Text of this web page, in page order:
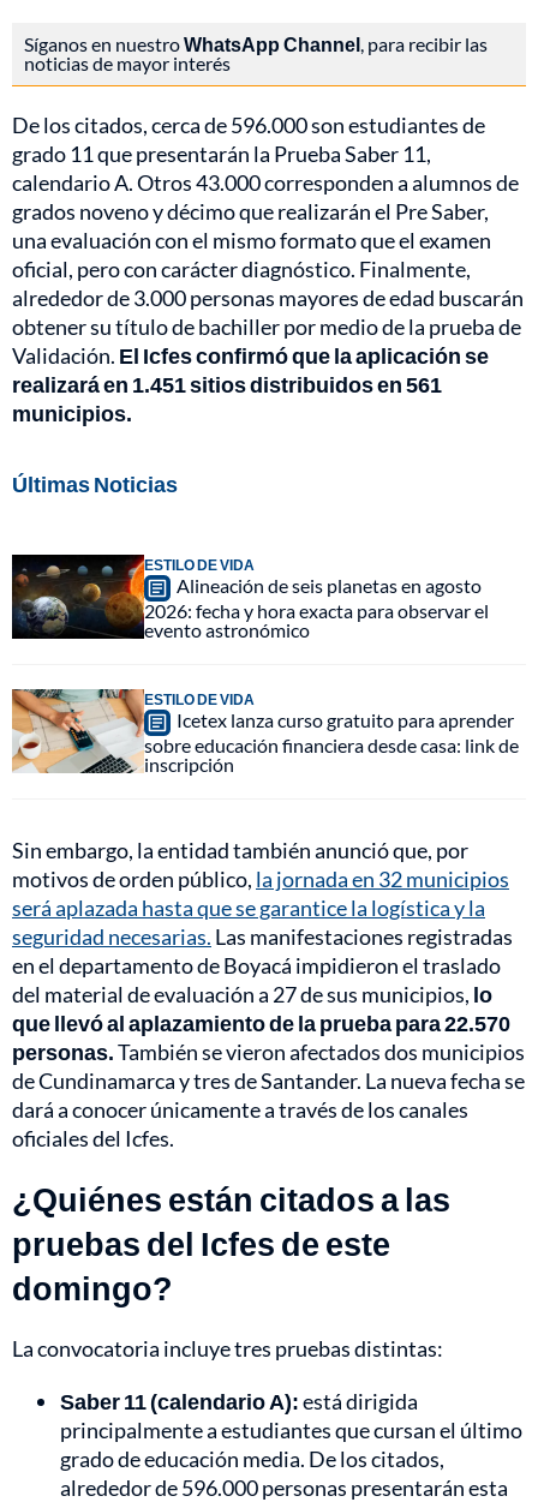
Síganos en nuestroWhatsApp Channel, para recibir las
noticias de mayor interés
De los citados, cerca de 596.000 son estudiantes de
grado 11 que presentarán la Prueba Saber 11,
calendario A. Otros 43.000 corresponden a alumnos de
grados noveno y décimo que realizarán el Pre Saber,
una evaluación con el mismo formato que el examen
oficial, pero con carácter diagnóstico. Finalmente,
alrededor de 3.000 personas mayores de edad buscarán
obtener su título de bachiller por medio de la prueba de
Validación. El Icfes confirmó que la aplicación se
realizará en 1.451 sitios distribuidos en 561
municipios.
Últimas Noticias
ESTILO DE VIDA
Alineación de seis planetas en agosto
2026: fecha y hora exacta para observar el
evento astronómico
ESTILO DE VIDA
Icetex lanza curso gratuito para aprender
sobre educación financiera desde casa: link de
inscripción
Sin embargo, la entidad también anunció que, por
motivos de orden público, la jornada en 32 municipios
será aplazada hasta que se garantice la logística y la
seguridad necesarias. Las manifestaciones registradas
en el departamento de Boyacá impidieron el traslado
del material de evaluación a 27 de sus municipios, lo
que llevó al aplazamiento de la prueba para 22.570
personas.También se vieron afectados dos municipios
de Cundinamarca y tres de Santander. La nueva fecha se
dará a conocer únicamente a través de los canales
oficiales del Icfes.
¿Quiénes están citados a las
pruebas del Icfes de este
domingo?
La convocatoria incluye tres pruebas distintas:
Saber 11 (calendario A):está dirigida
principalmente a estudiantes que cursan el último
grado de educación media. De los citados,
alrededor de 596.000 personas presentarán esta